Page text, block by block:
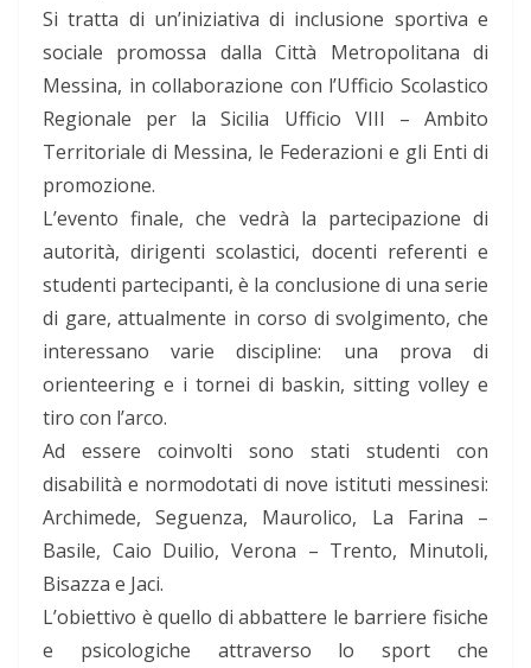
Si tratta di un’iniziativa di inclusione sportiva e
sociale promossa dalla Città Metropolitana di
Messina, in collaborazione con l’Ufficio Scolastico
Regionale per la Sicilia Ufficio VIII – Ambito
Territoriale di Messina, le Federazioni e gli Enti di
promozione.
L’evento finale, che vedrà la partecipazione di
autorità, dirigenti scolastici, docenti referenti e
studenti partecipanti, è la conclusione di una serie
di gare, attualmente in corso di svolgimento, che
interessano varie discipline: una prova di
orienteering e i tornei di baskin, sitting volley e
tiro con l’arco.
Ad essere coinvolti sono stati studenti con
disabilità e normodotati di nove istituti messinesi:
Archimede, Seguenza, Maurolico, La Farina –
Basile, Caio Duilio, Verona – Trento, Minutoli,
Bisazza e Jaci.
L’obiettivo è quello di abbattere le barriere fisiche
e psicologiche attraverso lo sport che